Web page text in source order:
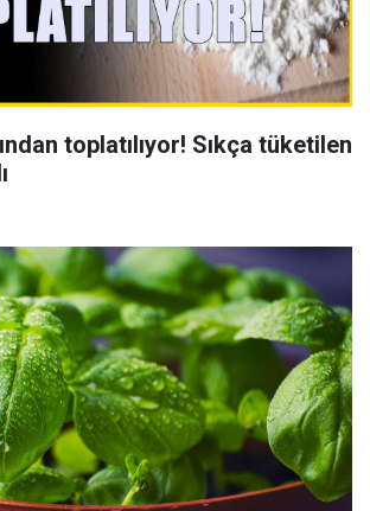
toplatılıyor! Sıkça tüketilen